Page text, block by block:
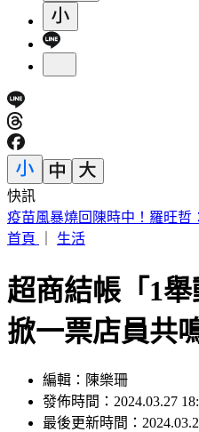
快訊
AKIRA台灣過父親節！4歲兒
首頁
生活
超商結帳「1
掀一票店員共
編輯：陳樂珊
發佈時間：2024.03.27
最後更新時間：